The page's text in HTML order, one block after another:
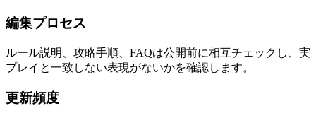
編集プロセス
ルール説明、攻略手順、FAQは公開前に相互チェックし、実
プレイと一致しない表現がないかを確認します。
更新頻度